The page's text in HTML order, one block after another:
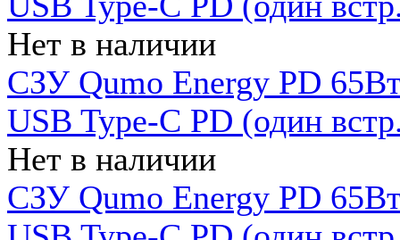
Нет в наличии
СЗУ Qumo Energy PD
USB Type-C PD (один
Нет в наличии
СЗУ Qumo Energy PD